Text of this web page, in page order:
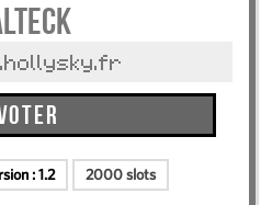
:1.2 2000 slots